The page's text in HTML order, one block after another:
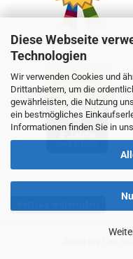
Diese Webseite
Technologien
Wir verwenden Cookies und
Drittanbietern, um die
gewährleisten, die Nutzung
ein bestmögliches
Informationen finden Sie in